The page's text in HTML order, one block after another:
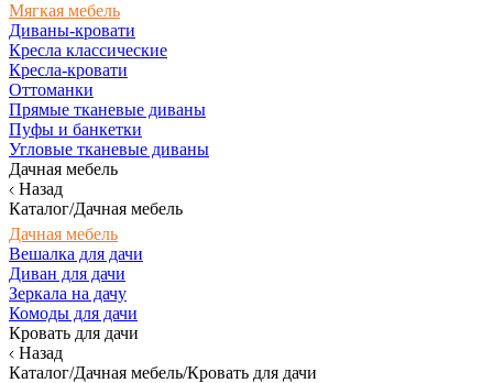
Мягкая мебель
Диваны-кровати
Кресла классические
Кресла-кровати
Оттоманки
Прямые тканевые диваны
Пуфы и банкетки
Угловые тканевые диваны
Дачная мебель
Назад
Каталог/Дачная мебель
Дачная мебель
Вешалка для дачи
Диван для дачи
Зеркала на дачу
Комоды для дачи
Кровать для дачи
Назад
Каталог/Дачная мебель/Кровать для дачи